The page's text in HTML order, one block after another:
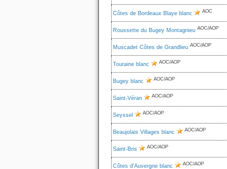
Côtes de Bordeaux Blaye blanc AOC
Roussette du Bugey Montagnieu AOC/AOP
Muscadet Côtes de Grandlieu AOC/AOP
Touraine blanc AOC/AOP
Bugey blanc AOC/AOP
Saint-Véran AOC/AOP
Seyssel AOC/AOP
Beaujolais Villages blanc AOC/AOP
Saint-Bris AOC/AOP
Côtes d'Auvergne blanc AOC/AOP